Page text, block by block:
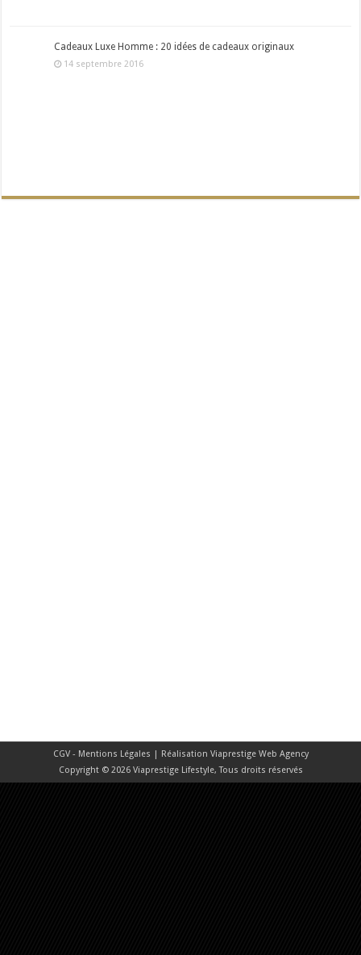
Cadeaux Luxe Homme : 20 idées de cadeaux originaux
14 septembre 2016
CGV - Mentions Légales | Réalisation Viaprestige Web Agency
Copyright © 2026 Viaprestige Lifestyle, Tous droits réservés